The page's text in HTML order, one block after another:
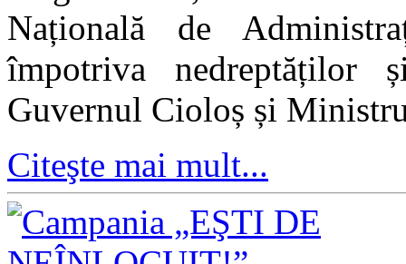
Națională de
împotriva nedreptăților
Guvernul Cioloș și
Citeşte mai mult...